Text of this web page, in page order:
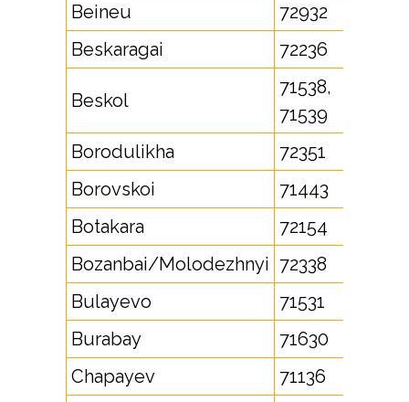
Beineu
72932
Beskaragai
72236
Beskol
71538,
71539
Borodulikha
72351
Borovskoi
71443
Botakara
72154
Bozanbai/Molodezhnyi 72338
Bulayevo
71531
Burabay
71630
Chapayev
71136